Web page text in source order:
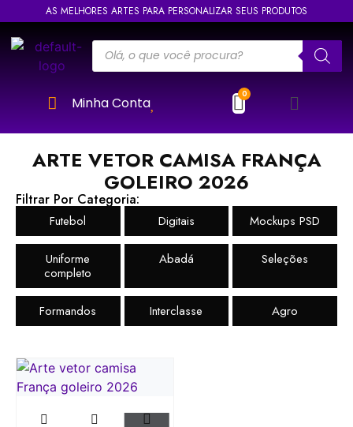
AS MELHORES ARTES PARA PERSONALIZAR SEUS PRODUTOS
Minha Conta
ARTE VETOR CAMISA FRANÇA
GOLEIRO 2026
Filtrar Por Categoria:
Futebol Digitais Mockups PSD
Uniforme
completo
Abadá Seleções
Formandos Interclasse Agro